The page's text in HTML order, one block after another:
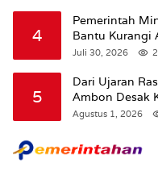
4
Pemerintah
Bantu Kurangi
Juli 30, 2026
5
Dari Ujaran
Ambon Desak
Tunda
Agustus 1, 2026